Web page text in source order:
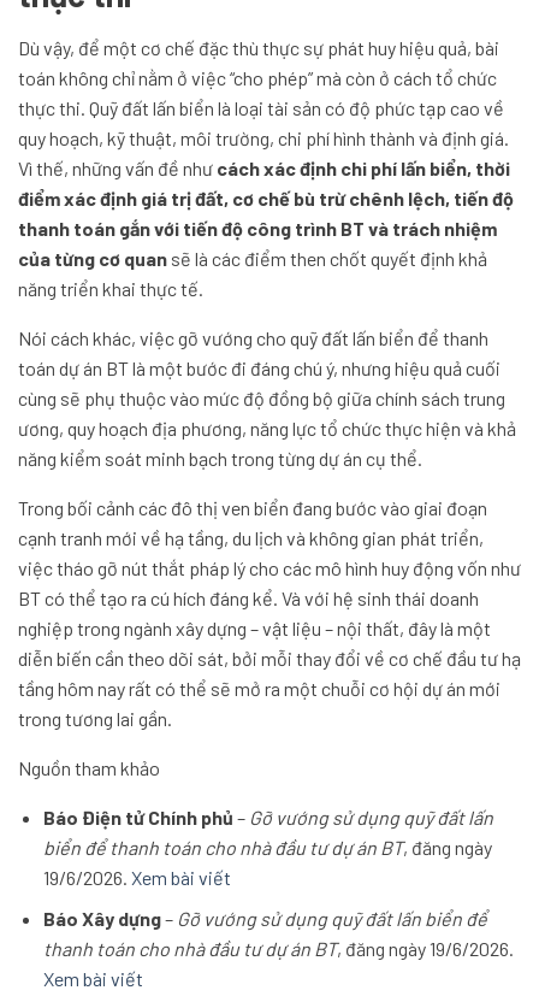
Dù vậy, để một cơ chế đặc thù thực sự phát huy hiệu quả, bài
toán không chỉ nằm ở việc “cho phép” mà còn ở cách tổ chức
thực thi. Quỹ đất lấn biển là loại tài sản có độ phức tạp cao về
quy hoạch, kỹ thuật, môi trường, chi phí hình thành và định giá.
Vì thế, những vấn đề như cách xác định chi phí lấn biển, thời
điểm xác định giá trị đất, cơ chế bù trừ chênh lệch, tiến độ
thanh toán gắn với tiến độ công trình BT và trách nhiệm
của từng cơ quan sẽ là các điểm then chốt quyết định khả
năng triển khai thực tế.
Nói cách khác, việc gỡ vướng cho quỹ đất lấn biển để thanh
toán dự án BT là một bước đi đáng chú ý, nhưng hiệu quả cuối
cùng sẽ phụ thuộc vào mức độ đồng bộ giữa chính sách trung
ương, quy hoạch địa phương, năng lực tổ chức thực hiện và khả
năng kiểm soát minh bạch trong từng dự án cụ thể.
Trong bối cảnh các đô thị ven biển đang bước vào giai đoạn
cạnh tranh mới về hạ tầng, du lịch và không gian phát triển,
việc tháo gỡ nút thắt pháp lý cho các mô hình huy động vốn như
BT có thể tạo ra cú hích đáng kể. Và với hệ sinh thái doanh
nghiệp trong ngành xây dựng – vật liệu – nội thất, đây là một
diễn biến cần theo dõi sát, bởi mỗi thay đổi về cơ chế đầu tư hạ
tầng hôm nay rất có thể sẽ mở ra một chuỗi cơ hội dự án mới
trong tương lai gần.
Nguồn tham khảo
Báo Điện tử Chính phủ – Gỡ vướng sử dụng quỹ đất lấn
biển để thanh toán cho nhà đầu tư dự án BT, đăng ngày
19/6/2026. Xem bài viết
Báo Xây dựng– Gỡ vướng sử dụng quỹ đất lấn biển để
thanh toán cho nhà đầu tư dự án BT, đăng ngày 19/6/2026.
Xem bài viết